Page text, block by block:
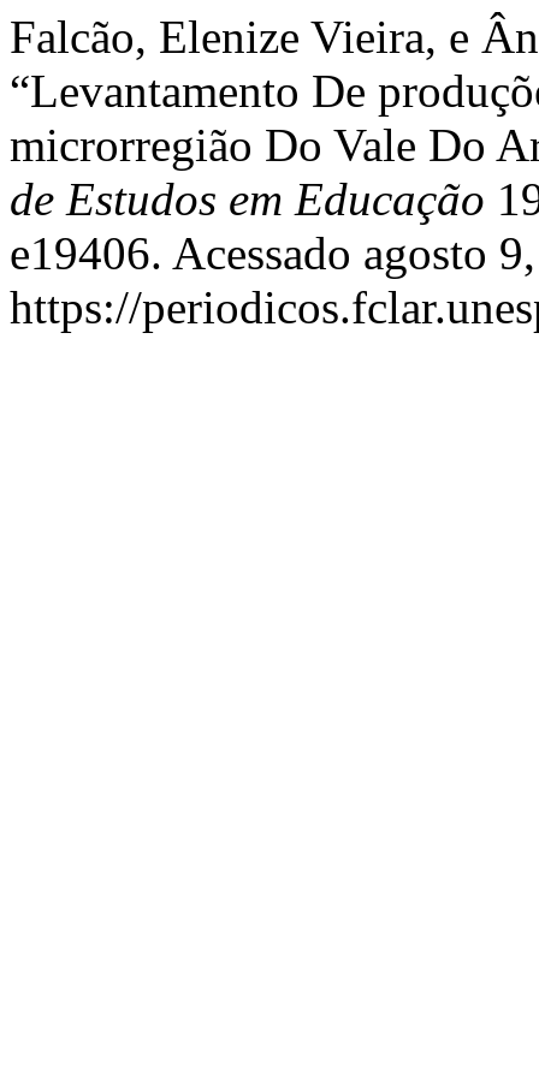
Falcão, Elenize Vieira, e
“Levantamento De
microrregião Do Vale Do
de Estudos em Educação
e19406. Acessado agosto
https://